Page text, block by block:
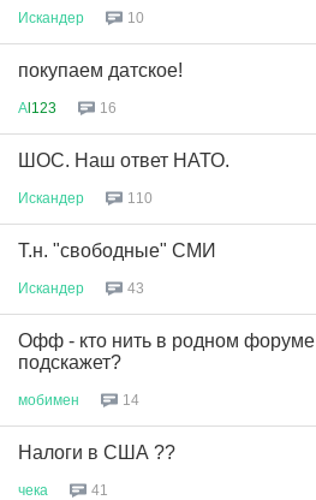
Искандер 10
покупаем датское!
Аl123 16
ШОС. Наш ответ НАТО.
Искандер 110
Т.н. "свободные" СМИ
Искандер 43
Офф - кто нить в родном форуме
подскажет?
мобимен 14
Налоги в США ??
чека 41